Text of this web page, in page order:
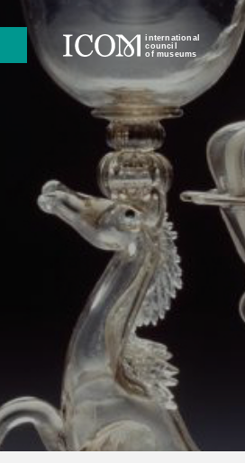
international
council
of museums